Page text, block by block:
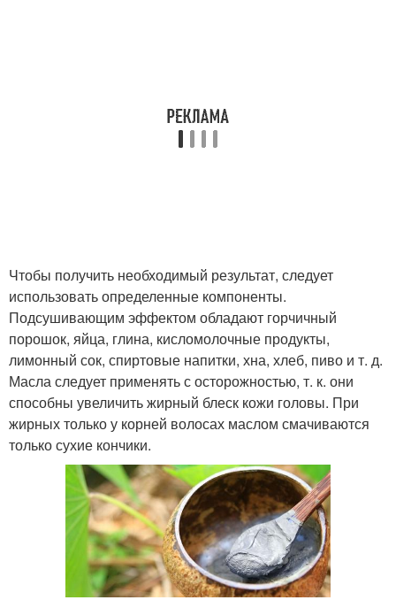
Чтобы получить необходимый результат, следует
использовать определенные компоненты.
Подсушивающим эффектом обладают горчичный
порошок, яйца, глина, кисломолочные продукты,
лимонный сок, спиртовые напитки, хна, хлеб, пиво и т. д.
Масла следует применять с осторожностью, т. к. они
способны увеличить жирный блеск кожи головы. При
жирных только у корней волосах маслом смачиваются
только сухие кончики.